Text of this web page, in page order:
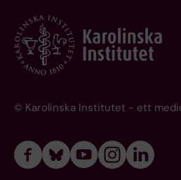
© Karolinska Institutet - ett